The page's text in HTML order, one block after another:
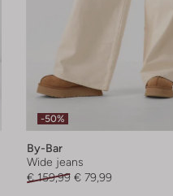
-50%
By-Bar
Wide jeans
€ 159,99 € 79,99